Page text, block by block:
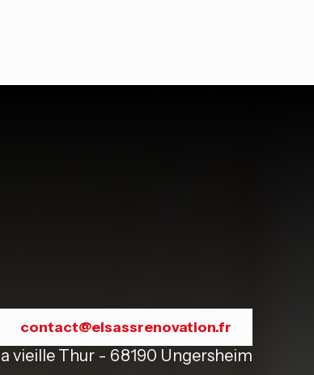
contact@elsassrenovation.fr
vieille Thur - 68190 Ungersheim